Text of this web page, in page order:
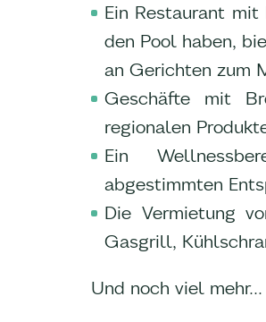
Ein Restaurant
den Pool haben,
an Gerichten zum
Geschäfte mit
regionalen
Ein
abgestimmten
Die Vermietung
Gasgrill,
Und noch viel